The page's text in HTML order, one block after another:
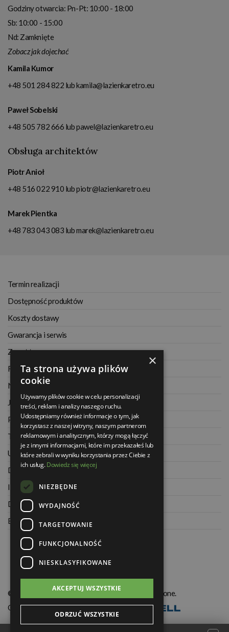
Godziny otwarcia: Pn-Pt: 10:00 - 18:00
Sb: 10:00 - 15:00
Nd: Zamknięte
Zobacz jak dojechać
Kamila Kumor
+48 501 284 822 lubkamila@lazienkaretro.eu
Paweł Sobelski
+48 505 782 666 lubpawel@lazienkaretro.eu
Obsługa architektów
Piotr Anioł
+48 516 022 910 lubpiotr@lazienkaretro.eu
Marek Pientka
+48 783 043 083 lubmarek@lazienkaretro.eu
Termin realizacji
Dostępność produktów
Koszty dostawy
Gwarancja i serwis
Zwrot towaru
Regulamin
Najczęściej zadawane pytania
Jak kupować na raty
Polityka prywatności
Twoje zamówienia
Ustawienia konta
Dane kontaktowe
Informacje o firmie
Dla architektów
Blog
© Świat Łazienek XXI w. Wszelkie prawa zastrzeżone.
Oprogramowanie KQS.store:Realizacja
×
Ta strona używa plików
cookie
Używamy plików cookie w celu personalizacji
treści, reklam i analizy naszego ruchu.
Udostępniamy również informacje o tym, jak
korzystasz z naszej witryny, naszym partnerom
reklamowym i analitycznym, którzy mogą łączyć
je z innymi informacjami, które im przekazałeś lub
które zebrali w wyniku korzystania przez Ciebie z
ich usług.Dowiedz się więcej
NIEZBĘDNE
WYDAJNOŚĆ
TARGETOWANIE
FUNKCJONALNOŚĆ
NIESKLASYFIKOWANE
AKCEPTUJ WSZYSTKIE
ODRZUĆ WSZYSTKIE